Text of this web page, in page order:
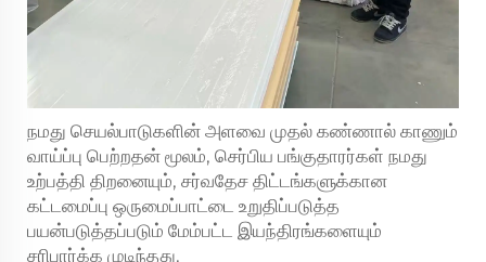
நமது செயல்பாடுகளின் அளவை முதல் கண்ணால் காணும்
வாய்ப்பு பெற்றதன் மூலம், செர்பிய பங்குதாரர்கள் நமது
உற்பத்தி திறனையும், சர்வதேச திட்டங்களுக்கான
கட்டமைப்பு ஒருமைப்பாட்டை உறுதிப்படுத்த
பயன்படுத்தப்படும் மேம்பட்ட இயந்திரங்களையும்
சரிபார்க்க முடிந்தது.